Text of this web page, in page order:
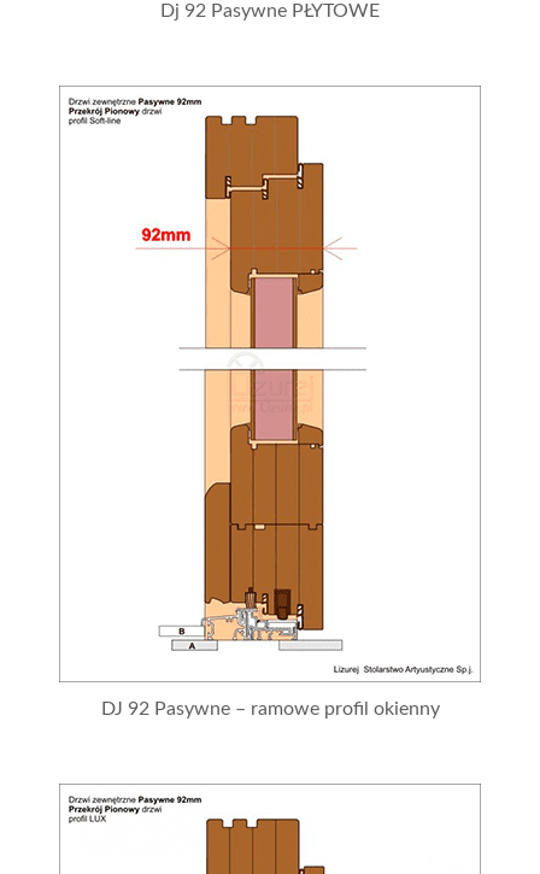
Dj 92 Pasywne PŁYTOWE
DJ 92 Pasywne – ramowe profil okienny